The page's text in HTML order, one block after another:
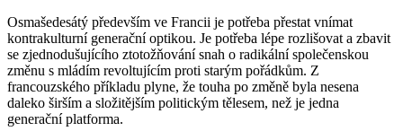
Osmašedesátý především ve Francii je potřeba přestat vnímat
kontrakulturní generační optikou. Je potřeba lépe rozlišovat a zbavit
se zjednodušujícího ztotožňování snah o radikální společenskou
změnu s mládím revoltujícím proti starým pořádkům. Z
francouzského příkladu plyne, že touha po změně byla nesena
daleko širším a složitějším politickým tělesem, než je jedna
generační platforma.